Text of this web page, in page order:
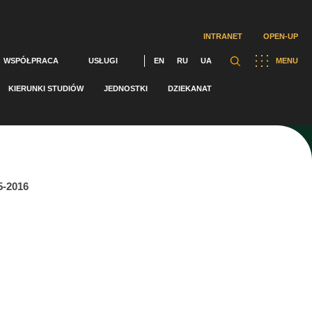
INTRANET OPEN-UP
MENU
WSPÓŁPRACA USŁUGI EN RU UA
KIERUNKI STUDIÓW JEDNOSTKI DZIEKANAT
2016